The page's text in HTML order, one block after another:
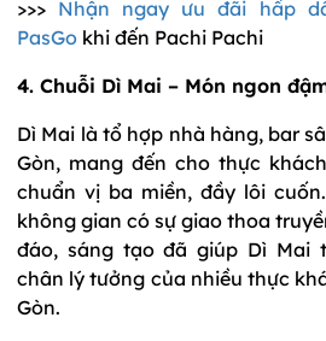
>>> Nhận ngay ưu đãi hấp
PasGo khi đến Pachi Pachi
4. Chuỗi Dì Mai – Món ngon
Dì Mai là tổ hợp nhà hàng, bar
Gòn, mang đến cho thực
chuẩn vị ba miền, đầy lôi
không gian có sự giao thoa
đáo, sáng tạo đã giúp Dì Mai
chân lý tưởng của nhiều thực
Gòn.